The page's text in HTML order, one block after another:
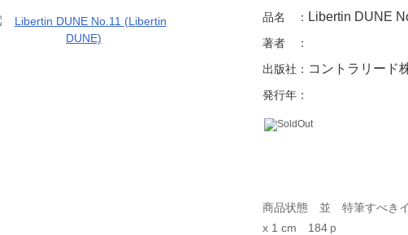
品名 ： Libertin DUNE
著者 ：
出版社： コントラリード
発行年：
商品状態 並 特筆すべき
x 1 cm 184ｐ